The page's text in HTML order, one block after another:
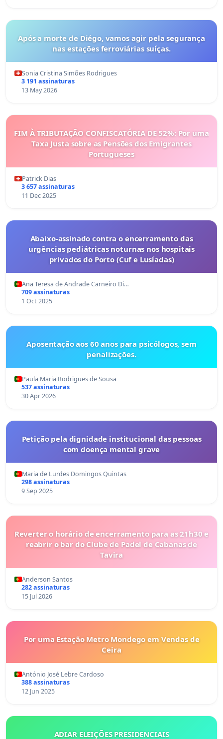
Após a morte de Diégo, vamos agir pela segurança
nas estações ferroviárias suíças.
Sonia Cristina Simões Rodrigues
3 191 assinaturas
13 May 2026
FIM À TRIBUTAÇÃO CONFISCATÓRIA DE 52%: Por uma
Taxa Justa sobre as Pensões dos Emigrantes
Portugueses
Patrick Dias
3 657 assinaturas
11 Dec 2025
Abaixo-assinado contra o encerramento das
urgências pediátricas noturnas nos hospitais
privados do Porto (Cuf e Lusíadas)
Ana Teresa de Andrade Carneiro Di…
709 assinaturas
1 Oct 2025
Aposentação aos 60 anos para psicólogos, sem
penalizações.
Paula Maria Rodrigues de Sousa
537 assinaturas
30 Apr 2026
Petição pela dignidade institucional das pessoas
com doença mental grave
Maria de Lurdes Domingos Quintas
298 assinaturas
9 Sep 2025
Reverter o horário de encerramento para as 21h30 e
reabrir o bar do Clube de Padel de Cabanas de
Tavira
Anderson Santos
282 assinaturas
15 Jul 2026
Por uma Estação Metro Mondego em Vendas de
Ceira
António José Lebre Cardoso
388 assinaturas
12 Jun 2025
ADIAR ELEIÇÕES PRESIDENCIAIS